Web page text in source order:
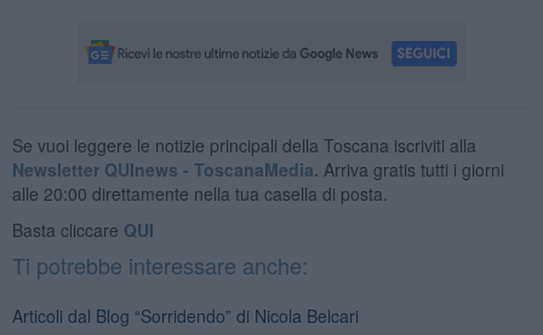
Se vuoi leggere le notizie principali della Toscana iscriviti alla
Newsletter QUInews - ToscanaMedia. Arriva gratis tutti i giorni
alle 20:00 direttamente nella tua casella di posta.
Basta cliccare QUI
Ti potrebbe interessare anche:
Articoli dal Blog “Sorridendo” di Nicola Belcari